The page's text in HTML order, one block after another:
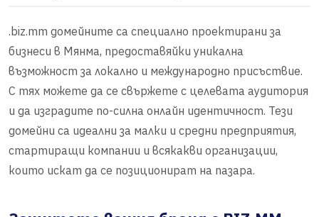
.biz.mm домейните са специално проектирани за
бизнеси в Мянма, предоставяйки уникална
възможност за локално и международно присъствие.
С тях можете да се свържете с целевата аудитория
и да изградите по-силна онлайн идентичност. Тези
домейни са идеални за малки и средни предприятия,
стартиращи компании и всякакви организации,
които искат да се позиционират на пазара.